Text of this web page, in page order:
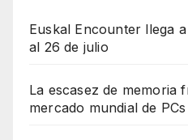
Euskal Encounter llega
al 26 de julio
La escasez de memoria
mercado mundial de PCs